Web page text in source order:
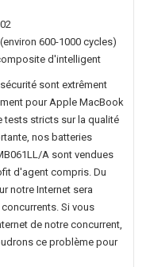
600-1000 cycles)
d'intelligent
sont extrêment
pour Apple MacBook
tests stricts sur la qualité
nos batteries
A sont vendues
d'agent compris. Du
notre Internet sera
Si vous
de notre concurrent,
ce problème pour